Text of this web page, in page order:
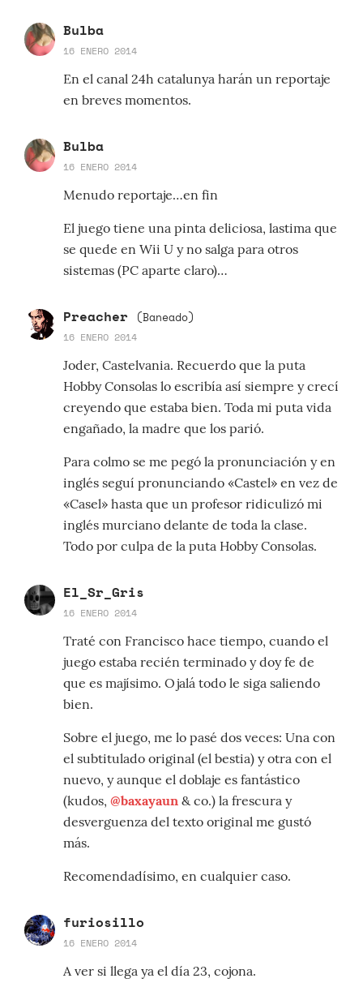
Bulba
16 ENERO 2014
En el canal 24h catalunya harán un reportaje
en breves momentos.
Bulba
16 ENERO 2014
Menudo reportaje…en fin
El juego tiene una pinta deliciosa, lastima que
se quede en Wii U y no salga para otros
sistemas (PC aparte claro)…
Preacher (Baneado)
16 ENERO 2014
Joder, Castelvania. Recuerdo que la puta
Hobby Consolas lo escribía así siempre y crecí
creyendo que estaba bien. Toda mi puta vida
engañado, la madre que los parió.
Para colmo se me pegó la pronunciación y en
inglés seguí pronunciando «Castel» en vez de
«Casel» hasta que un profesor ridiculizó mi
inglés murciano delante de toda la clase.
Todo por culpa de la puta Hobby Consolas.
El_Sr_Gris
16 ENERO 2014
Traté con Francisco hace tiempo, cuando el
juego estaba recién terminado y doy fe de
que es majísimo. Ojalá todo le siga saliendo
bien.
Sobre el juego, me lo pasé dos veces: Una con
el subtitulado original (el bestia) y otra con el
nuevo, y aunque el doblaje es fantástico
(kudos, @baxayaun & co.) la frescura y
desverguenza del texto original me gustó
más.
Recomendadísimo, en cualquier caso.
furiosillo
16 ENERO 2014
A ver si llega ya el día 23, cojona.